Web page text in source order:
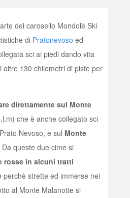
del carosello Mondolè Ski
di Pratonevoso ed
sci ai piedi dando vita
130 chilometri di piste per
direttamente sul Monte
che è anche collegato sci
Nevoso, e sul Monte
queste due cime si
rosse in alcuni tratti
perchè strette ed immerse nei
al Monte Malanotte si